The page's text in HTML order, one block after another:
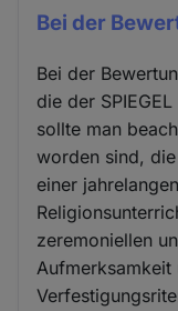
Bei der
Bei der
die der
sollte man
worden sind,
einer
zeremoniellen
Aufmerksamkeit